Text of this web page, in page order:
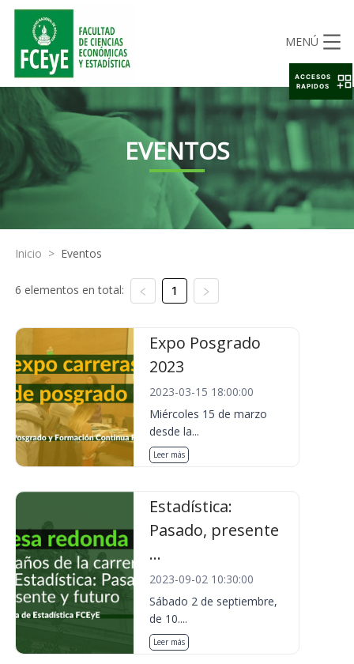
MENÚ
EVENTOS
Inicio > Eventos
6 elementos en total: 1
Expo Posgrado
2023
2023-03-15 18:00:00
Miércoles 15 de marzo
desde la...
Leer más
Estadística:
Pasado, presente
...
2023-09-02 10:30:00
Sábado 2 de septiembre,
de 10....
Leer más
ACCESOS
RAPIDOS